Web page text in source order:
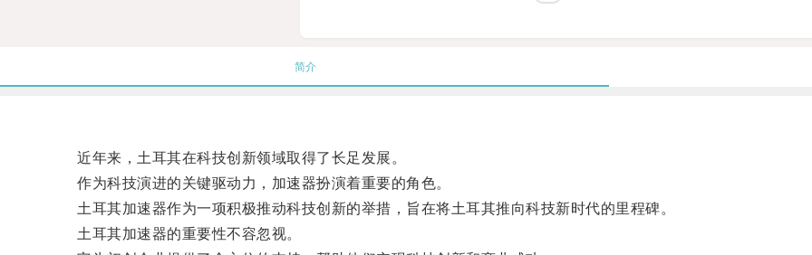
简介
近年来，土耳其在科技创新领域取得了长足发展。
作为科技演进的关键驱动力，加速器扮演着重要的角色。
土耳其加速器作为一项积极推动科技创新的举措，旨在将土耳其推向科技新时代的里程碑。
土耳其加速器的重要性不容忽视。